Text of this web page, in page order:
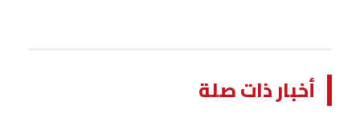
أخبار ذات صلة